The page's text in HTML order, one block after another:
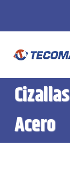
contenido
INICIO
EMPRESA
Acero